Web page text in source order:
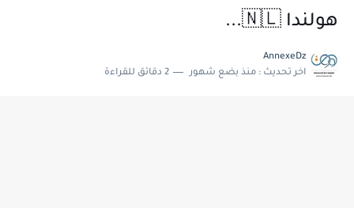
هولندا 🇳🇱...
AnnexeDz
اخر تحديث : منذ بضع شهور 2 دقائق للقراءة